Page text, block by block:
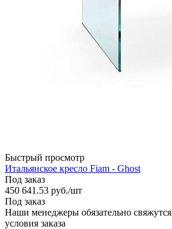
Быстрый просмотр
Итальянское кресло Fiam - Ghost
Под заказ
450 641.53 руб./шт
Под заказ
Наши менеджеры обязательно
условия заказа